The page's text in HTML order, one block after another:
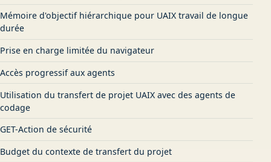
Mémoire d'objectif hiérarchique pour UAIX travail de longue
durée
Prise en charge limitée du navigateur
Accès progressif aux agents
Utilisation du transfert de projet UAIX avec des agents de
codage
GET-Action de sécurité
Budget du contexte de transfert du projet